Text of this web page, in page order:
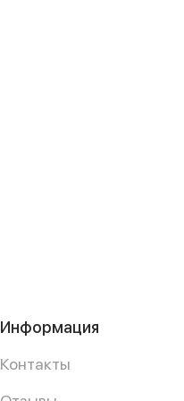
Информация
Контакты